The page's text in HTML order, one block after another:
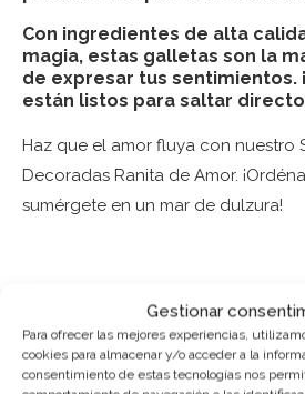
Gestionar
Para ofrecer las mejores experiencias,
cookies para almacenar y/o acceder a la
consentimiento de estas tecnologías nos
Con ingredientes de alta
magia, estas galletas son la
de expresar tus sentimientos.
están listos para saltar
Haz que el amor fluya con nuestro
Decoradas Ranita de Amor.
sumérgete en un mar de dulzura!
Puedes consultar los ingredientes
AÑADIR